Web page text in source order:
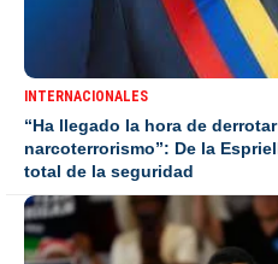
INTERNACIONALES
“Ha llegado la hora de
narcoterrorismo”: De la
total de la seguridad